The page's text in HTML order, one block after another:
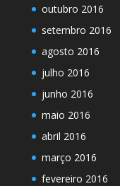
outubro 2016
setembro 2016
agosto 2016
julho 2016
junho 2016
maio 2016
abril 2016
março 2016
fevereiro 2016